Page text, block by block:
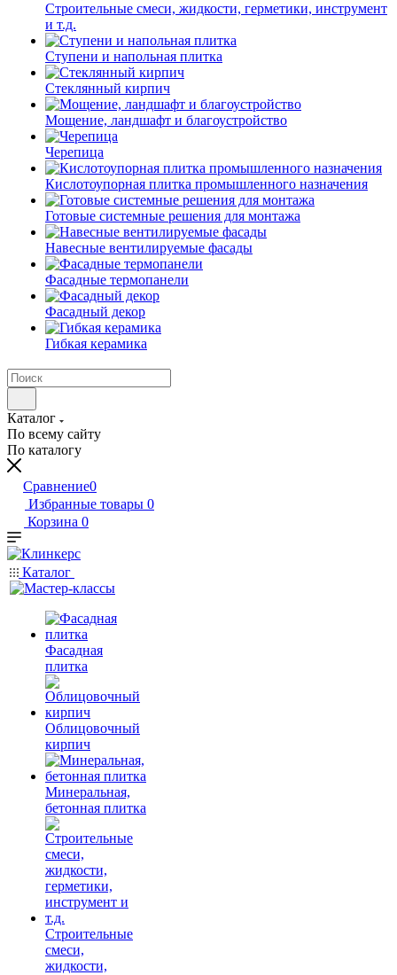
Строительные смеси, жидкости, герметики, инструмент
и т.д.
Ступени и напольная плитка
Cтеклянный кирпич
Мощение, ландшафт и благоустройство
Черепица
Кислотоупорная плитка промышленного назначения
Готовые системные решения для монтажа
Навесные вентилируемые фасады
Фасадные термопанели
Фасадный декор
Гибкая керамика
Каталог
По всему сайту
По каталогу
Сравнение0
Избранные товары 0
Корзина 0
Каталог
Фасадная
плитка
Облицовочный
кирпич
Минеральная,
бетонная плитка
Строительные
смеси,
жидкости,